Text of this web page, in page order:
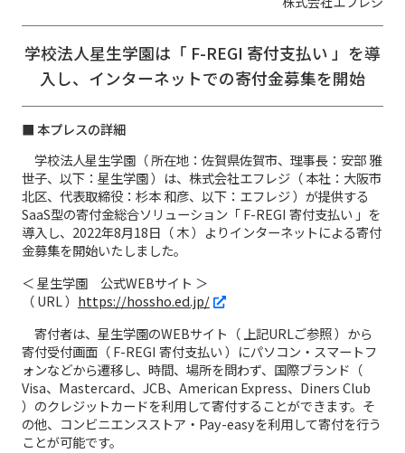
学校法人星生学園は「 F-REGI 寄付支払い 」を導
入し、 インターネットでの寄付金募集を開始
■ 本プレスの詳細
学校法人星生学園（ 所在地：佐賀県佐賀市、理事長：安部 雅
世子、以下：星生学園 ）は、株式会社エフレジ（ 本社：大阪市
北区、代表取締役：杉本 和彦、以下：エフレジ ）が提供する
SaaS型の寄付金総合ソリューション「 F-REGI 寄付支払い 」を
導入し、2022年8月18日（ 木 ）よりインターネットによる寄付
金募集を開始いたしました。
＜ 星生学園 公式WEBサイト ＞
（ URL ） https://hossho.ed.jp/
寄付者は、星生学園のWEBサイト（ 上記URLご参照 ）から
寄付受付画面（ F-REGI 寄付支払い ）にパソコン・スマートフ
ォンなどから遷移し、時間、場所を問わず、国際ブランド（
Visa、Mastercard、JCB、American Express、Diners Club
）のクレジットカードを利用して寄付することができます。そ
の他、コンビニエンスストア・Pay-easyを利用して寄付を行う
ことが可能です。